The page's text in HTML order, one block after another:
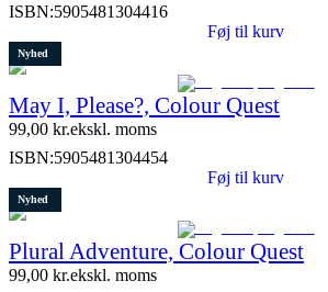
ISBN:5905481304416
Føj til kurv
Nyhed
May I, Please?, Colour Quest
99,00 kr.ekskl. moms
ISBN:5905481304454
Føj til kurv
Nyhed
Plural Adventure, Colour Quest
99,00 kr.ekskl. moms